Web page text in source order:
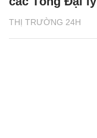
THỊ TRƯỜNG 24H